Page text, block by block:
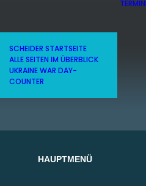
SCHEIDER STARTSEITE
ALLE SEITEN IM ÜBERBLICK
UKRAINE WAR DAY-
COUNTER
HAUPTMENÜ